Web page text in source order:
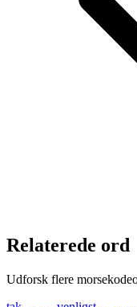
Relaterede ord
Udforsk flere